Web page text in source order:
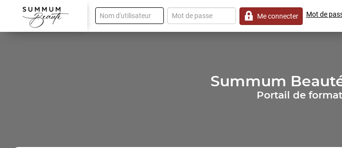
Me connecter Mot de
Summum
Portail de